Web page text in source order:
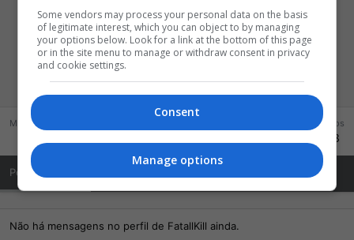
FatallKill
Bam-bam-bam ·37
Registrado
Mensagens Pontos
293
Posts de Perfil Sobre Mim
Não há mensagens no perfil de FatallKill ainda.
Some vendors may process your personal data on the basis
of legitimate interest, which you can object to by managing
your options below. Look for a link at the bottom of this page
or in the site menu to manage or withdraw consent in privacy
and cookie settings.
Consent
Manage options